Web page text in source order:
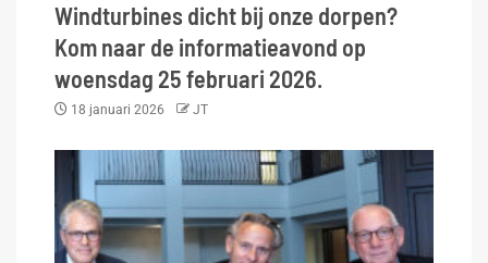
Windturbines dicht bij onze dorpen?
Kom naar de informatieavond op
woensdag 25 februari 2026.
18 januari 2026 JT